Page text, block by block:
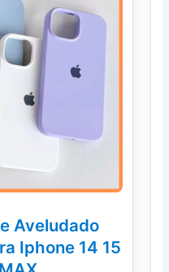
Aveludado
Iphone 14 15